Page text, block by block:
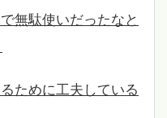
無駄使いだったなと
ために工夫している